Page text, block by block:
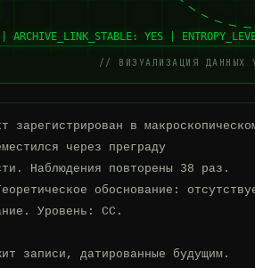
| ARCHIVE_LINK_STABLE: YES |
// ВИЗУАЛИЗАЦИЯ ДАННЫХ
зарегистрирован в
через преграду
Наблюдения повторены 38 раз.
обоснование:
Уровень: СС.
записи, датированные будущим.